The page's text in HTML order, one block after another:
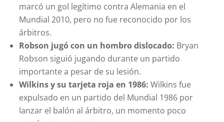
marcó un gol legítimo contra Alemania en el
Mundial 2010, pero no fue reconocido por los
árbitros.
Robson jugó con un hombro dislocado: Bryan
Robson siguió jugando durante un partido
importante a pesar de su lesión.
Wilkins y su tarjeta roja en 1986: Wilkins fue
expulsado en un partido del Mundial 1986 por
lanzar el balón al árbitro, un momento poco